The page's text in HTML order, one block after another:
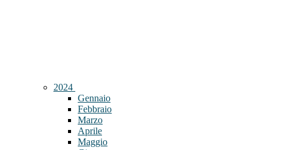
2024
Gennaio
Febbraio
Marzo
Aprile
Maggio